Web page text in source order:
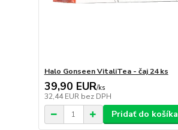
Halo Gonseen VitaliTea - čaj 24 ks
39,90 EUR/ks
32,44 EUR bez DPH
Pridať do košíka